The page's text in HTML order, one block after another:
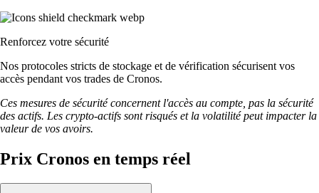
Renforcez votre sécurité
Nos protocoles stricts de stockage et de vérification sécurisent vos
accès pendant vos trades de Cronos.
Ces mesures de sécurité concernent l'accès au compte, pas la sécurité
des actifs. Les crypto-actifs sont risqués et la volatilité peut impacter la
valeur de vos avoirs.
Prix Cronos en temps réel